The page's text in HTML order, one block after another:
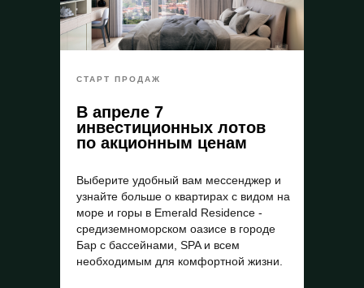
В апреле 7
инвестиционных лотов
по акционным ценам
Выберите удобный вам мессенджер и
узнайте больше о квартирах с видом на
море и горы в Emerald Residence -
средиземноморском оазисе в городе
Бар с бассейнами, SPA и всем
необходимым для комфортной жизни.
СТАРТ ПРОДАЖ